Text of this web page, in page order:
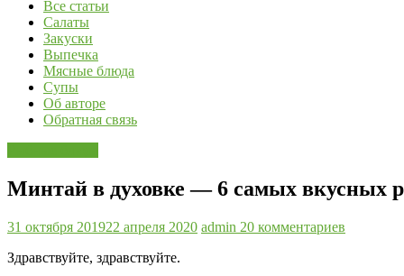
Все статьи
Салаты
Закуски
Выпечка
Мясные блюда
Супы
Об авторе
Обратная связь
Минтай в духовке — 6 самых вкусных
31 октября 201922 апреля 2020 admin 20 комментариев
Здравствуйте, здравствуйте.